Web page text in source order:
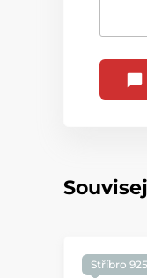
Stříbro